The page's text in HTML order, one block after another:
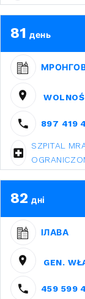
81 день
897 419
SZPITAL
82 дні
ІЛАВА
GEN.
459 599